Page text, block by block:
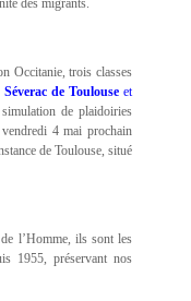
des migrants.
Occitanie, trois classes
de Toulouseet
de plaidoiries
4 mai prochain
de Toulouse, situé
l’Homme, ils sont les
1955, préservant nos